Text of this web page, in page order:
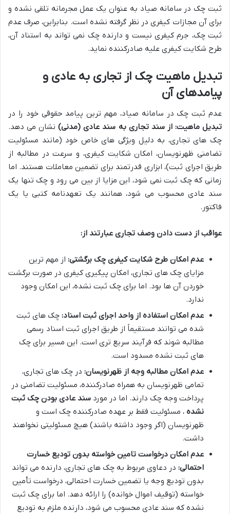
ثبت چک در سامانه صیاد به عنوان یک عمل مجرمانه تلقی نشده و
برای آن مجازات کیفری در نظر گرفته نشده است. بنابراین، صرف عدم
ثبت چک، جرم کیفری نیست و دارنده چک نمی تواند به استناد آن،
طرح شکایت کیفری علیه صادرکننده نماید.
تبدیل ماهیت چک از تجاری به عادی و
پیامدهای آن
عدم ثبت چک در سامانه صیاد، مهم ترین پیامد حقوقی خود را در
تبدیل ماهیت: از سند تجاری به سند عادی (مدنی)نشان می دهد.
چک های تجاری، به دلیل ویژگی های خاص خود (مانند مسئولیت
تضامنی ظهرنویسان، امکان شکایت کیفری، و سرعت در مطالبه از
طریق اجرای ثبت)، ابزاری قدرتمند برای تضمین معاملات هستند. اما
زمانی که چک ثبت نمی شود، این مزایا از بین می رود و چک تنها یک
سند عادی محسوب می شود، همانند یک تعهدنامه کتبی یا یک
فاکتور.
عواقب از دست دادن وصف تجاری عبارتند از:
عدم امکان طرح شکایت کیفری چک برگشتی: از مهم ترین
مزایای چک های تجاری، امکان پیگیری کیفری در صورت برگشت
خوردن آن ها بود. اما برای چک ثبت نشده، این امکان وجود
ندارد.
عدم امکان استفاده از واحد اجرای ثبت اسناد: چک های ثبت
شده می توانند مستقیماً از طریق اجرای ثبت اسناد رسمی
مطالبه شوند که فرآیند سریع تری است. این مسیر برای چک
های ثبت نشده مسدود است.
عدم امکان مطالبه وجه از ظهرنویسان: در چک های تجاری،
تمامی ظهرنویسان به همراه صادرکننده، مسئولیت تضامنی در
پرداخت وجه چک دارند. اما در مورد سند عادی بودن چک ثبت
نشده ، مسئولیت فقط بر عهده صادرکننده چک است و
ظهرنویسان (اگر وجود داشته باشند) هیچ مسئولیتی نخواهند
داشت.
عدم امکان درخواست تامین خواسته بدون تودیع خسارت
احتمالی: در دعاوی مربوط به چک های تجاری، دارنده می تواند
بدون تودیع وجه یا تضمین خسارت احتمالی، درخواست تأمین
خواسته (توقیف اموال خوانده) را ارائه دهد. اما برای چک ثبت
نشده که سند عادی محسوب می شود، دارنده ملزم به تودیع